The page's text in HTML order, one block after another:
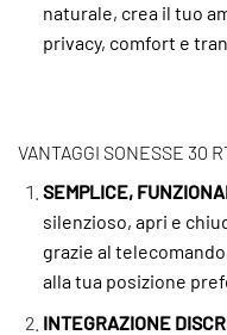
naturale, crea il tuo
privacy, comfort e
VANTAGGI SONESSE 30
SEMPLICE,
silenzioso, apri e
grazie al
alla tua posizione
INTEGRAZIONE